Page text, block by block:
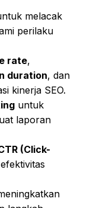
melacak
perilaku
rate,
duration, dan
kinerja SEO.
untuk
laporan
(Click-